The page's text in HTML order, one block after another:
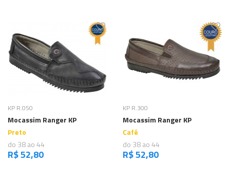
KP R.050
Mocassim Ranger KP
Preto
do 38 ao 44
R$ 52,80
KP R.300
Mocassim Ranger KP
Café
do 38 ao 44
R$ 52,80